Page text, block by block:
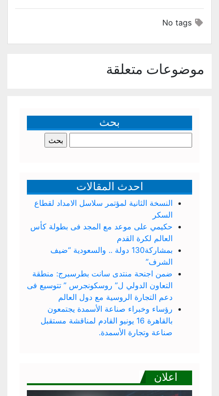
موضوعات متعلقة
بحث
عن:
احدث المقالات
النسخة الثانية لمؤتمر سلاسل الامداد لقطاع
السكر
حكيمي على موعد مع المجد فى بطولة كأس
العالم لكرة القدم
بمشاركة130 دولة .. والسعودية “ضيف
الشرف”
ضمن اجنحة منتدى سانت بطرسبرج: منطقة
التعاون الدولي ل” روسكونجرس ” تتوسيع فى
دعم التجارة الروسية مع دول العالم
رؤساء وخبراء صناعة الأسمدة يجتمعون
بالقاهرة 16 يونيو القادم لمناقشة مستقبل
صناعة وتجارة الأسمدة.
اعلان